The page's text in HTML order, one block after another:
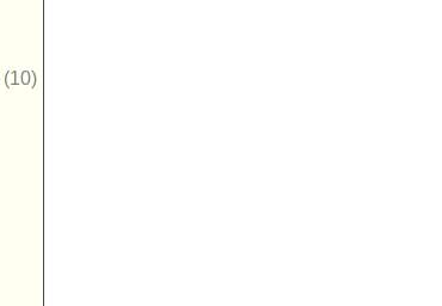
(10)